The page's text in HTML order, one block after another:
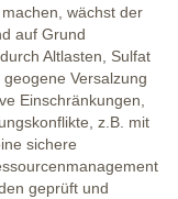
wächst der
auf Grund
Altlasten, Sulfat
Versalzung
Einschränkungen,
z.B. mit
sichere
geprüft und